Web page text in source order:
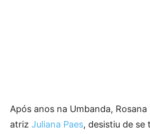
Após anos na Umbanda, Rosana
atriz Juliana Paes, desistiu de se